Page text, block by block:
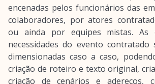
encenadas pelos funcionários das
colaboradores, por atores
ou ainda por equipes mistas. As
necessidades do evento contratado
dimensionadas caso a caso,
criação de roteiro e texto original,
criação de cenários e adereços,